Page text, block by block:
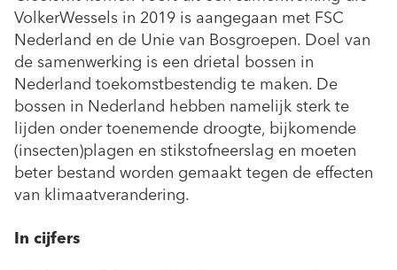
VolkerWessels in 2019 is aangegaan met FSC
Nederland en de Unie van Bosgroepen. Doel van
de samenwerking is een drietal bossen in
Nederland toekomstbestendig te maken. De
bossen in Nederland hebben namelijk sterk te
lijden onder toenemende droogte, bijkomende
(insecten)plagen en stikstofneerslag en moeten
beter bestand worden gemaakt tegen de effecten
van klimaatverandering.
In cijfers